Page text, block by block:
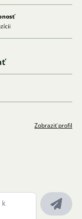
Zobraziť profil